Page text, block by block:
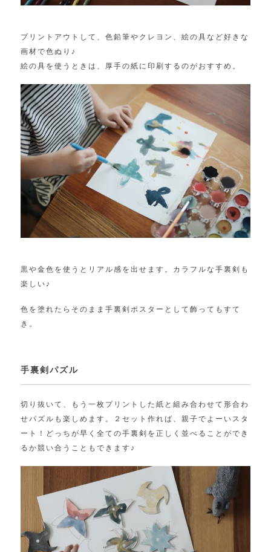
プリントアウトして、色鉛筆やクレヨン、絵の具など好きな
画材で色ぬり♪
絵の具を使うときは、厚手の紙に印刷するのがおすすめ。
黒や金色を使うとリアル感を出せます。カラフルな手裏剣も
楽しい♪
色を塗れたらそのまま手裏剣ポスターとして飾ってもすて
き。
手裏剣パズル
切り抜いて、もう一枚プリントした紙と組み合わせて形合わ
せパズルも楽しめます。２セット作れば、親子でよーいスタ
ート！どっちが早く全ての手裏剣を正しく並べることができ
るか競い合うこともできます♪